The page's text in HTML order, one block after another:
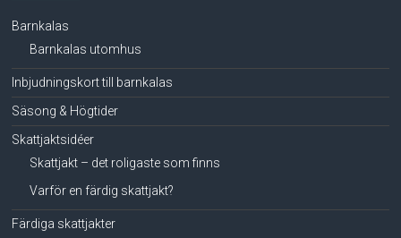
Barnkalas
Barnkalas utomhus
Inbjudningskort till barnkalas
Säsong & Högtider
Skattjaktsidéer
Skattjakt – det roligaste som finns
Varför en färdig skattjakt?
Färdiga skattjakter